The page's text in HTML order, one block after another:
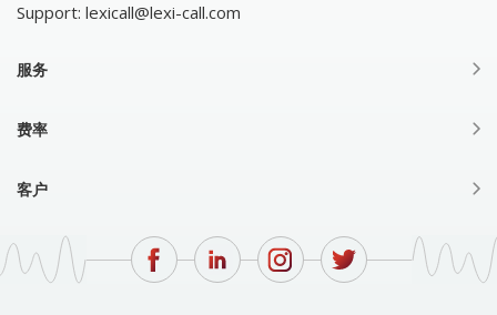
Support: lexicall@lexi-call.com
服务
费率
客户